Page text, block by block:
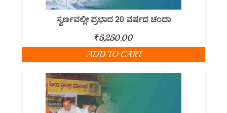
ಸ್ವರ್ಣವಲ್ಲೀ ಪ್ರಭಾದ 20 ವರ್ಷದ ಚಂದಾ
₹5,250.00
ADD TO CART